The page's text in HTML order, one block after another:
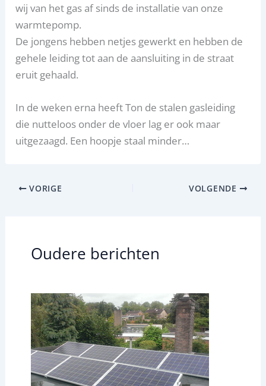
wij van het gas af sinds de installatie van onze
warmtepomp.
De jongens hebben netjes gewerkt en hebben de
gehele leiding tot aan de aansluiting in de straat
eruit gehaald.
In de weken erna heeft Ton de stalen gasleiding
die nutteloos onder de vloer lag er ook maar
uitgezaagd. Een hoopje staal minder…
VORIGE VOLGENDE
Oudere berichten